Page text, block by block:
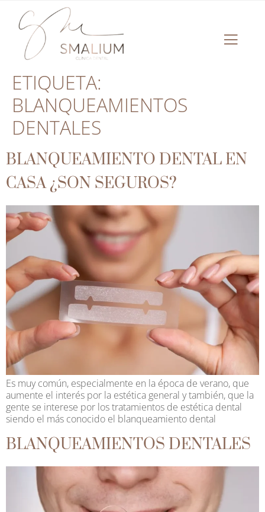
ETIQUETA:
BLANQUEAMIENTOS
DENTALES
BLANQUEAMIENTO DENTAL EN
CASA ¿SON SEGUROS?
Es muy común, especialmente en la época de verano, que
aumente el interés por la estética general y también, que la
gente se interese por los tratamientos de estética dental
siendo el más conocido el blanqueamiento dental
BLANQUEAMIENTOS DENTALES